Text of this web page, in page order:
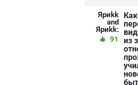
Яриkk
and
Яриkk:
91
из